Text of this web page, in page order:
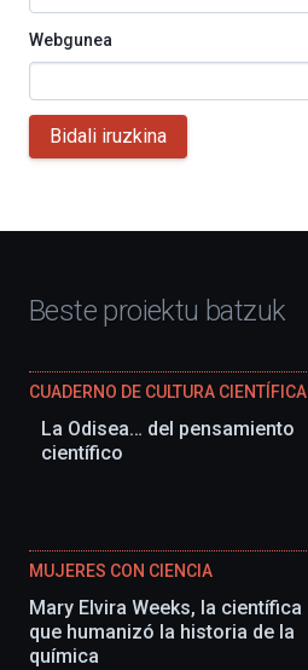
Webgunea
Bidali iruzkina
Beste proiektu batzuk
CUADERNO DE CULTURA CIENTÍFICA
La Odisea… del pensamiento
científico
MUJERES CON CIENCIA
Mary Elvira Weeks, la científica
que humanizó la historia de la
química